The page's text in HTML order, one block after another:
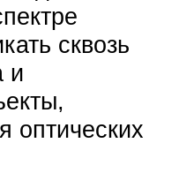
сквозь
и
оптических